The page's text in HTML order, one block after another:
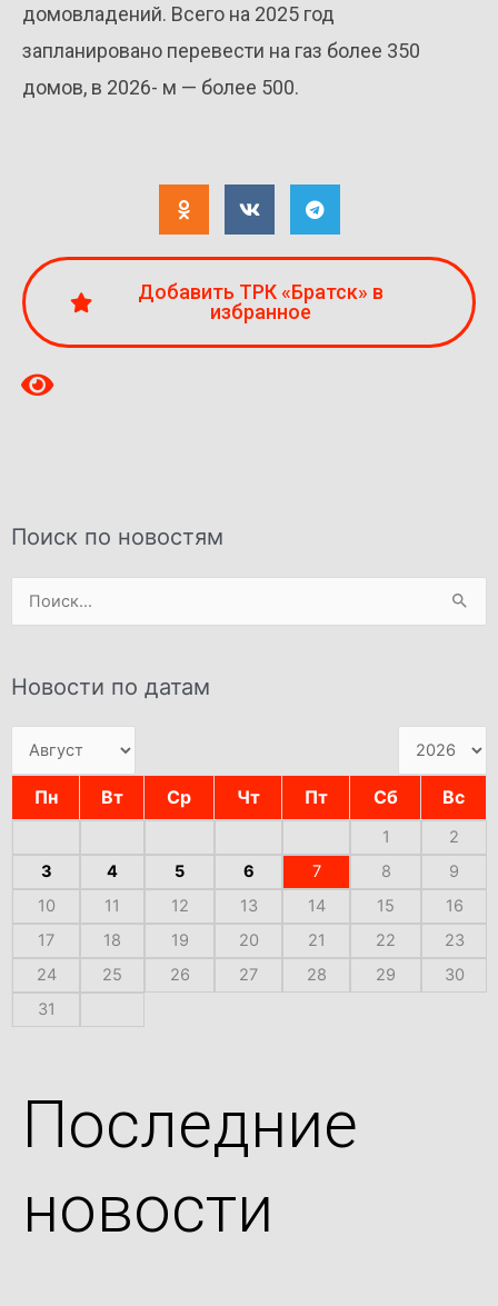
домовладений. Всего на 2025 год
запланировано перевести на газ более 350
домов, в 2026- м — более 500.
Добавить ТРК «Братск» в
избранное
Поиск по новостям
Поиск:
Новости по датам
Пн Вт Ср Чт Пт Сб Вс
1
2
3
4 5 6 7 8
9
10
11 12 13 14 15
16
17
18 19 20 21 22
23
24
25 26 27 28 29
30
31
Последние
новости